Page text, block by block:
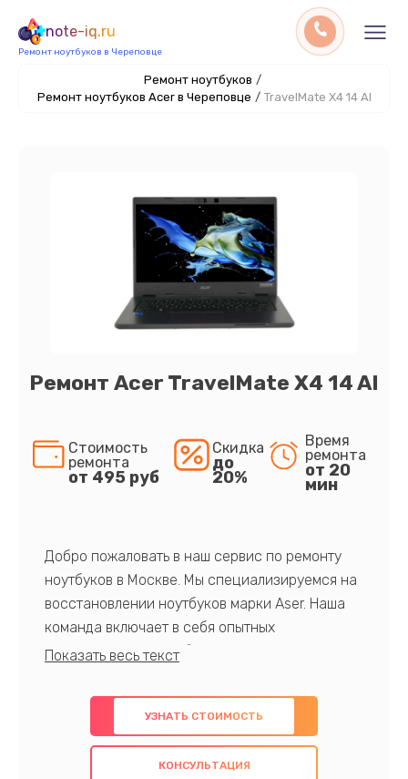
note-iq.ru
Ремонт ноутбуков в Череповце
Ремонт ноутбуков /
Ремонт ноутбуков Acer в Череповце / TravelMate X4 14 AI
Ремонт Acer TravelMate X4 14 AI
Стоимость
ремонта
от 495 руб
Скидка
до
20%
Время
ремонта
от 20
мин
Добро пожаловать в наш сервис по ремонту
ноутбуков в Москве. Мы специализируемся на
восстановлении ноутбуков марки Aser. Наша
команда включает в себя опытных
профессионалов с обширными знаниями и
предлагаем быстрый и качественный ремонт с
использованием оригинальных компонентов, а
также гарантируем качество всех
проведенных работ. Наша цель - предоставить
УЗНАТЬ СТОИМОСТЬ
КОНСУЛЬТАЦИЯ